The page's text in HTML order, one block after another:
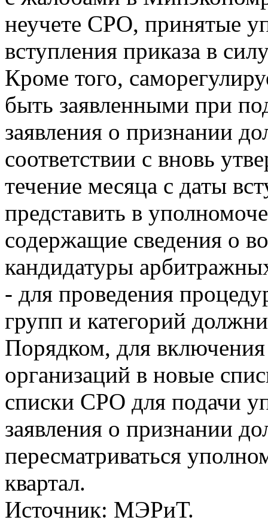
неучете СРО, принятые
вступления приказа в
Кроме того,
быть заявленными при
заявления о признании
соответствии с вновь
течение месяца с даты
представить в
содержащие сведения о
кандидатуры
- для проведения
групп и категорий
Порядком, для
организаций в новые
списки СРО для подачи
заявления о признании
пересматриваться
квартал.
Источник: МЭРиТ.